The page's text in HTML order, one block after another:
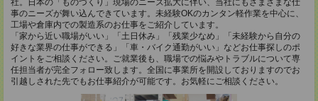
社。日本の「ものづくり」現場のニーズ拡大に伴い、当社にもさまざまな仕
事のニーズが舞い込んできています。未経験OKのカンタン軽作業を中心に、
工場や倉庫内での製造系のお仕事をご紹介しています。
「家から近い職場がいい」「土日休み」「残業少なめ」「未経験から自分の
好きな業界の仕事ができる」「車・バイク通勤がいい」などお仕事探しのポ
イントをご相談ください。ご就業後も、職場での悩みやトラブルについて専
任担当者が完全フォロー致します。全国に事業所を開設しておりますのでお
引越しされた先でもお仕事紹介が可能です。お気軽にご相談ください。